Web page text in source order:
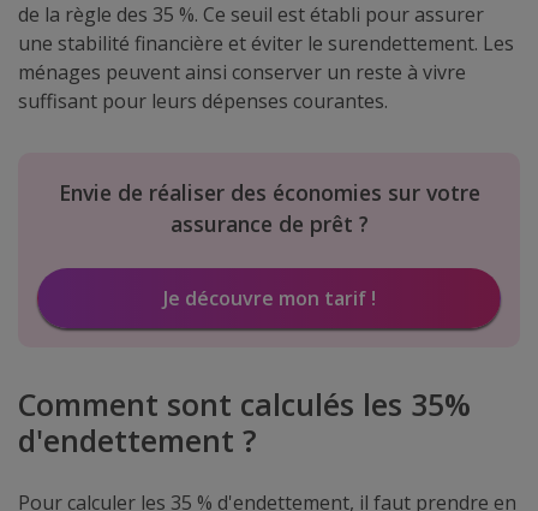
de la règle des 35 %. Ce seuil est établi pour assurer
une stabilité financière et éviter le surendettement. Les
ménages peuvent ainsi conserver un reste à vivre
suffisant pour leurs dépenses courantes.
Envie de réaliser des économies sur votre
assurance de prêt ?
Je découvre mon tarif !
Comment sont calculés les 35%
d'endettement ?
Pour calculer les 35 % d'endettement, il faut prendre en